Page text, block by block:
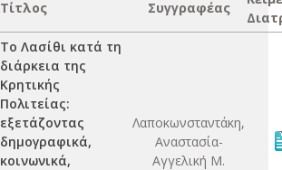
Τίτλος Συγγραφέας
Το Λασίθι κατά τη
διάρκεια της
Κρητικής
Πολιτείας:
εξετάζοντας
δημογραφικά,
κοινωνικά,
Λαποκωνσταντάκη,
Αναστασία-
Αγγελική Μ.